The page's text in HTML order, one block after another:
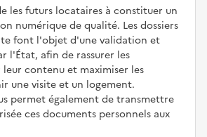
les futurs locataires à constituer un
numérique de qualité. Les dossiers
font l'objet d'une validation et
l'État, afin de rassurer les
contenu et maximiser les
une visite et un logement.
permet également de transmettre
ces documents personnels aux